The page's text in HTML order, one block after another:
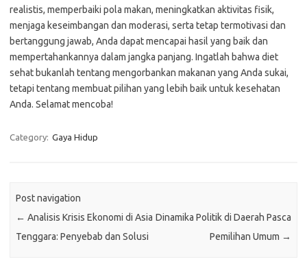
realistis, memperbaiki pola makan, meningkatkan aktivitas fisik,
menjaga keseimbangan dan moderasi, serta tetap termotivasi dan
bertanggung jawab, Anda dapat mencapai hasil yang baik dan
mempertahankannya dalam jangka panjang. Ingatlah bahwa diet
sehat bukanlah tentang mengorbankan makanan yang Anda sukai,
tetapi tentang membuat pilihan yang lebih baik untuk kesehatan
Anda. Selamat mencoba!
Category: Gaya Hidup
Post navigation
← Analisis Krisis Ekonomi di Asia
Tenggara: Penyebab dan Solusi
Dinamika Politik di Daerah Pasca
Pemilihan Umum →